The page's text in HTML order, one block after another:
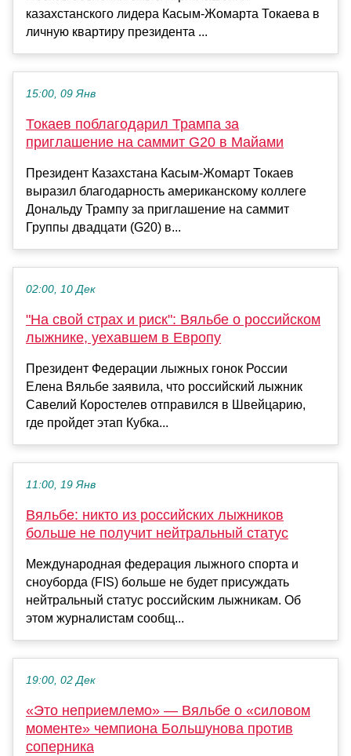
казахстанского лидера Касым-Жомарта Токаева в
личную квартиру президента ...
15:00, 09 Янв
Токаев поблагодарил Трампа за
приглашение на саммит G20 в Майами
Президент Казахстана Касым-Жомарт Токаев
выразил благодарность американскому коллеге
Дональду Трампу за приглашение на саммит
Группы двадцати (G20) в...
02:00, 10 Дек
"На свой страх и риск": Вяльбе о российском
лыжнике, уехавшем в Европу
Президент Федерации лыжных гонок России
Елена Вяльбе заявила, что российский лыжник
Савелий Коростелев отправился в Швейцарию,
где пройдет этап Кубка...
11:00, 19 Янв
Вяльбе: никто из российских лыжников
больше не получит нейтральный статус
Международная федерация лыжного спорта и
сноуборда (FIS) больше не будет присуждать
нейтральный статус российским лыжникам. Об
этом журналистам сообщ...
19:00, 02 Дек
«Это неприемлемо» — Вяльбе о «силовом
моменте» чемпиона Большунова против
соперника